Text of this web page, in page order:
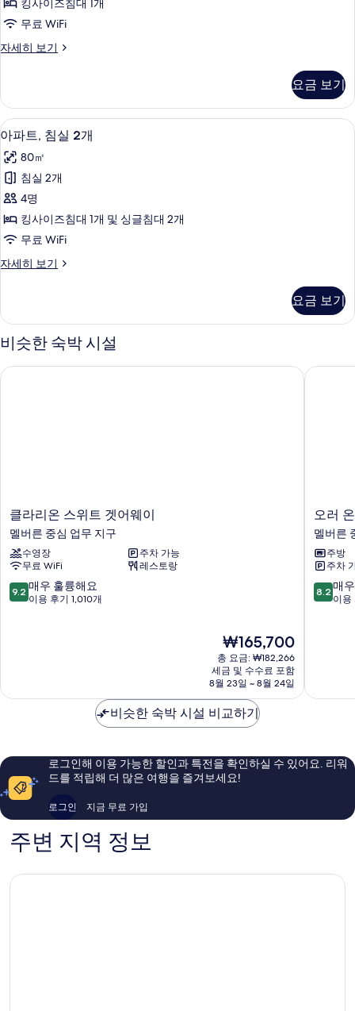
개,
발
코
사
진
모
두
보
기
킹사이즈침대 1개
무료 WiFi
자세히 보기
아
실
개,
발
코
니
자
세
히
보
기
요금 보기
아
파
트,
침
실
2
개
사
모
보
기
아파트, 침실 2개 | 거실 공간 | 스마트 TV
8
아파트, 침실 2개
80㎡
침실 2개
4명
킹사이즈침대 1개 및 싱글침대 2개
무료 WiFi
자세히 보기
아
실
2
개
세
요금 보기
비슷한 숙박 시설
클
라
리
온
스
위
트
른
무
구
클라리온 스위트 겟어웨이
멜버른 중심 업무 지구
수영장
주차 가능
무료 WiFi
레스토랑
10
점
우
요,
용
후
개
9.2 매우 훌륭해요
이용 후기 1,010개
현
재
요
금
₩165,700
₩165,700
총 요금: ₩182,266
세금 및 수수료 포함
8월 23일 ~ 8월 24일
클라리온 스위트 겟어웨이
오
러
온
플
린
더
스
트
버
른
오러
멜버른
주방
주차
10
점
우
이
용
8.2 매
이용
오러 온
비슷한 숙박 시설 비교하기
로그인해 이용 가능한 할인과 특전을 확인하실 수 있어요. 리워
드를 적립해 더 많은 여행을 즐겨보세요!
로그인 지금 무료 가입
주변 지역 정보